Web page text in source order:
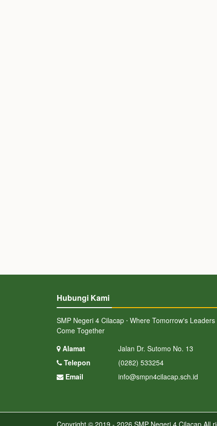
Hubungi Kami
SMP Negeri 4 Cilacap ⋅ Where Tomorrow's Leaders
Come Together
Alamat
Jalan Dr. Sutomo No. 13
Telepon
(0282) 533254
Email
info@smpn4cilacap.sch.id